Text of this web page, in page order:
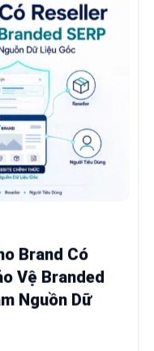
Brand Có
Vệ Branded
Nguồn Dữ